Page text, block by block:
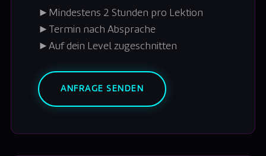
► Mindestens 2 Stunden pro Lektion
►
Termin nach Absprache
► Auf dein Level zugeschnitten
ANFRAGE SENDEN